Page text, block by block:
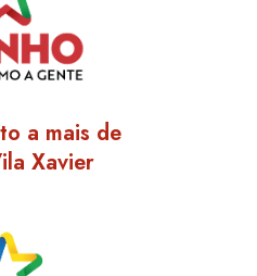
a mais de
Xavier